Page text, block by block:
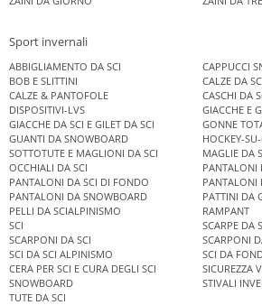
Sport invernali
ABBIGLIAMENTO DA SCI
CAPPUCCI
BOB E SLITTINI
CALZE DA
CALZE & PANTOFOLE
CASCHI DA
DISPOSITIVI-LVS
GIACCHE E
GIACCHE DA SCI E GILET DA SCI
GONNE
GUANTI DA SNOWBOARD
HOCKEY-
SOTTOTUTE E MAGLIONI DA SCI
MAGLIE DA
OCCHIALI DA SCI
PANTALONI
PANTALONI DA SCI DI FONDO
PANTALONI
PANTALONI DA SNOWBOARD
PATTINI DA
PELLI DA SCIALPINISMO
RAMPANT
SCI
SCARPE DA
SCARPONI DA SCI
SCARPONI
SCI DA SCI ALPINISMO
SCI DA
CERA PER SCI E CURA DEGLI SCI
SICUREZZA
SNOWBOARD
STIVALI
TUTE DA SCI